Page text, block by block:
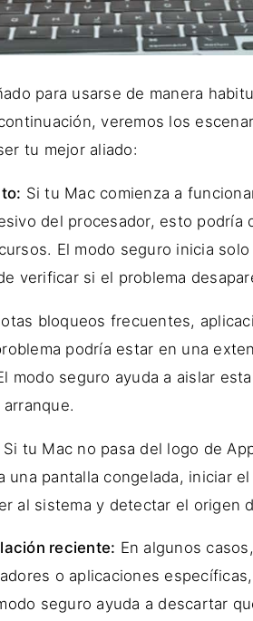
para usarse de manera
veremos los
tu mejor aliado:
Si tu Mac comienza a
del procesador, esto podría
El modo seguro inicia
verificar si el problema
bloqueos frecuentes,
podría estar en una
modo seguro ayuda a aislar
Si tu Mac no pasa del logo de
una pantalla congelada, iniciar
al sistema y detectar el origen
reciente: En algunos
o aplicaciones
seguro ayuda a descartar